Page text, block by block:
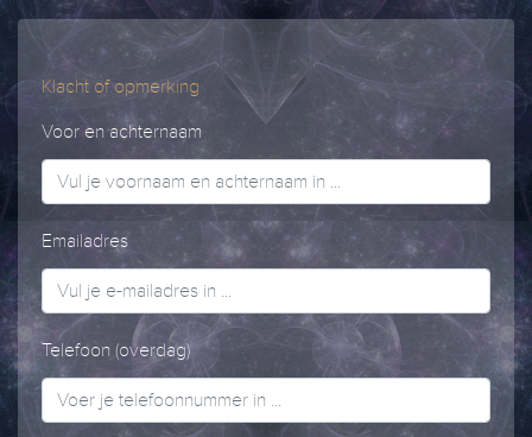
Klacht of opmerking
Voor en achternaam
Emailadres
Telefoon (overdag)